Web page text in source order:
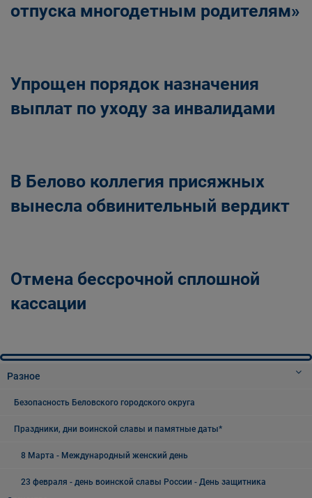
отпуска многодетным родителям»
Упрощен порядок назначения
выплат по уходу за инвалидами
В Белово коллегия присяжных
вынесла обвинительный вердикт
Отмена бессрочной сплошной
кассации
Разное
Безопасность Беловского городского округа
Праздники, дни воинской славы и памятные даты*
8 Марта - Международный женский день
23 февраля - день воинской славы России - День защитника